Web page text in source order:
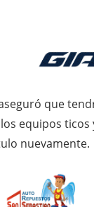
que
equipos ticos
nuevamente.